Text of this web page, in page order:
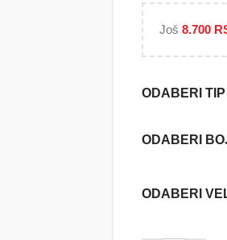
Još 8.700
ODABERI TIP
ODABERI
ODABERI